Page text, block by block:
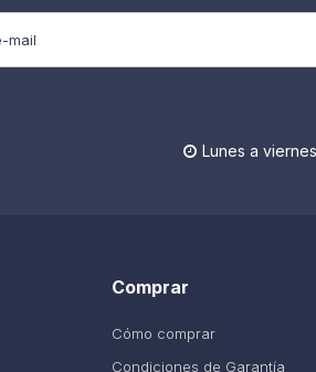
 Lunes a
Comprar
Cómo comprar
Condiciones de Garantía